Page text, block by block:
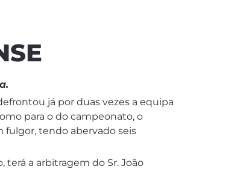
já por duas vezes a equipa
para o do campeonato, o
fulgor, tendo abervado seis
terá a arbitragem do Sr. João